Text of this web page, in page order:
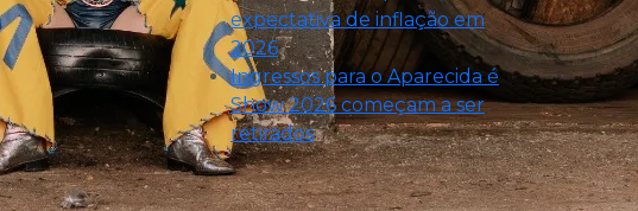
expectativa de inflação em
2026
Ingressos para o Aparecida é
Show 2026 começam a ser
retirados